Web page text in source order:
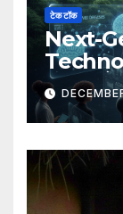
टेक टॉक
Next-
संभावनाएँ,